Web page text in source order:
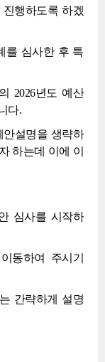
행하도록 하겠
를 심사한 후 특
2026년도 예산
다.
설명을 생략하
하는데 이에 이
심사를 시작하
동하여 주시기
간략하게 설명